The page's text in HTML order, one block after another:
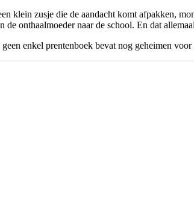
klein zusje die de aandacht komt afpakken,
onthaalmoeder naar de school. En dat
enkel prentenboek bevat nog geheimen